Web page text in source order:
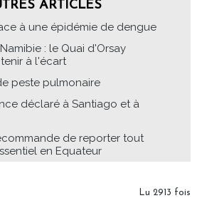
ARTICLES
à une épidémie de dengue
: le Quai d'Orsay
à l'écart
peste pulmonaire
déclaré à Santiago et à
de reporter tout
en Equateur
Lu 2913 fois